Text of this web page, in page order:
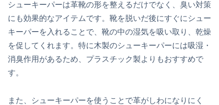
シューキーパーは革靴の形を整えるだけでなく、臭い対策
にも効果的なアイテムです。靴を脱いだ後にすぐにシュー
キーパーを入れることで、靴の中の湿気を吸い取り、乾燥
を促してくれます。特に木製のシューキーパーには吸湿・
消臭作用があるため、プラスチック製よりもおすすめで
す。
また、シューキーパーを使うことで革がしわになりにく